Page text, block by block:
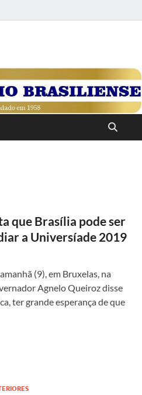
que Brasília pode ser
a Universíade 2019
(9), em Bruxelas, na
Agnelo Queiroz disse
ter grande esperança de que